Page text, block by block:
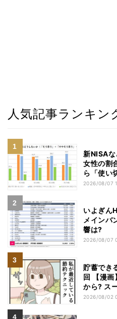
人気記事ランキン
新NISA
女性の割
ら「使い
2026/08/07
いよぎん
メインバ
響は?
2026/08/07
貯蓄でき
回 【漫画
から? ス
2026/08/02